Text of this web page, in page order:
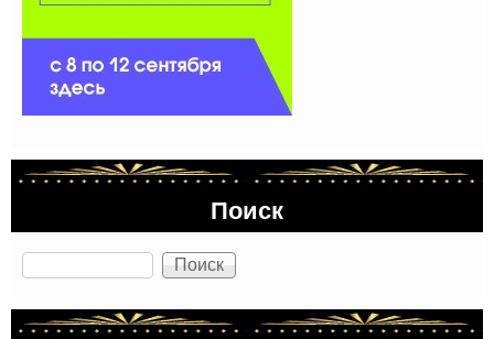
Поиск
Поиск